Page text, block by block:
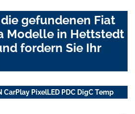
gefundenen Fiat
Modelle in Hettstedt
fordern Sie Ihr
CarPlay PixelLED PDC DigC Temp